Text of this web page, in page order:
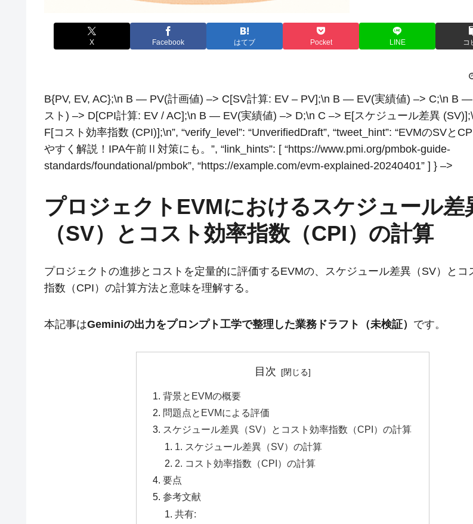
X Facebook はてブ Pocket LINE コ
B{PV, EV, AC};\n B — PV(計画値) –> C[SV計算: EV – PV];\n B — EV(実績値) –> C;\n B —
スト) –> D[CPI計算: EV / AC];\n B — EV(実績値) –> D;\n C –> E[スケジュール差異
F[コスト効率指数 (CPI)];\n”, “verify_level”: “UnverifiedDraft”, “tweet_hint”: “EVMのSVと
やすく解説！IPA午前Ⅱ対策にも。”, “link_hints”: [ “https://www.pmi.org/pmbok-guide-
standards/foundational/pmbok”, “https://example.com/evm-explained-20240401” ] } –>
プロジェクトEVMにおけるスケジュール差
（SV）とコスト効率指数（CPI）の計算
プロジェクトの進捗とコストを定量的に評価するEVMの、スケジュール差異（SV）とコ
指数（CPI）の計算方法と意味を理解する。
本記事はGeminiの出力をプロンプト工学で整理した業務ドラフト（未検証） です。
目次
背景とEVMの概要
問題点とEVMによる評価
スケジュール差異（SV）とコスト効率指数（CPI）の計算
1. スケジュール差異（SV）の計算
2. コスト効率指数（CPI）の計算
要点
参考文献
共有: